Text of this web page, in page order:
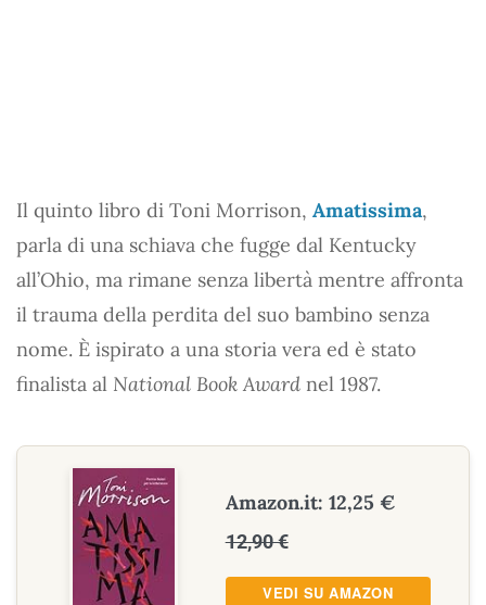
Il quinto libro di Toni Morrison, Amatissima,
parla di una schiava che fugge dal Kentucky
all’Ohio, ma rimane senza libertà mentre affronta
il trauma della perdita del suo bambino senza
nome. È ispirato a una storia vera ed è stato
finalista al National Book Award nel 1987.
Amazon.it: 12,25 €
12,90 €
VEDI SU AMAZON